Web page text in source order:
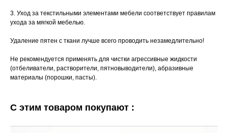
3. Уход за текстильными элементами мебели соответствует правилам
ухода за мягкой мебелью.
Удаление пятен с ткани лучше всего проводить незамедлительно!
Не рекомендуется применять для чистки агрессивные жидкости
(отбеливатели, растворители, пятновыводители), абразивные
материалы (порошки, пасты).
С этим товаром покупают :